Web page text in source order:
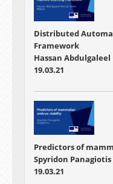
Distributed
Framework
Hassan Abdulgaleel
19.03.21
Predictors of
Spyridon
19.03.21